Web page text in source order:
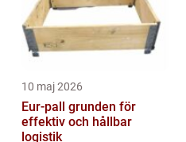
10 maj 2026
Eur-pall grunden för
effektiv och hållbar
logistik